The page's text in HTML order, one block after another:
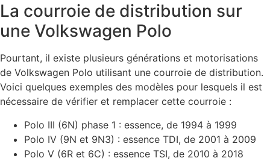
La courroie de distribution sur
une Volkswagen Polo
Pourtant, il existe plusieurs générations et motorisations
de Volkswagen Polo utilisant une courroie de distribution.
Voici quelques exemples des modèles pour lesquels il est
nécessaire de vérifier et remplacer cette courroie :
Polo III (6N) phase 1 : essence, de 1994 à 1999
Polo IV (9N et 9N3) : essence TDI, de 2001 à 2009
Polo V (6R et 6C) : essence TSI, de 2010 à 2018